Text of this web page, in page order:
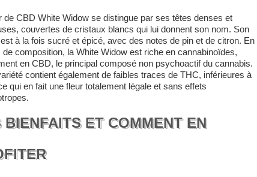
de CBD White Widow se distingue par ses têtes denses et
couvertes de cristaux blancs qui lui donnent son nom. Son
à la fois sucré et épicé, avec des notes de pin et de citron. En
de composition, la White Widow est riche en cannabinoïdes,
en CBD, le principal composé non psychoactif du cannabis.
contient également de faibles traces de THC, inférieures à
qui en fait une fleur totalement légale et sans effets
BIENFAITS ET COMMENT EN